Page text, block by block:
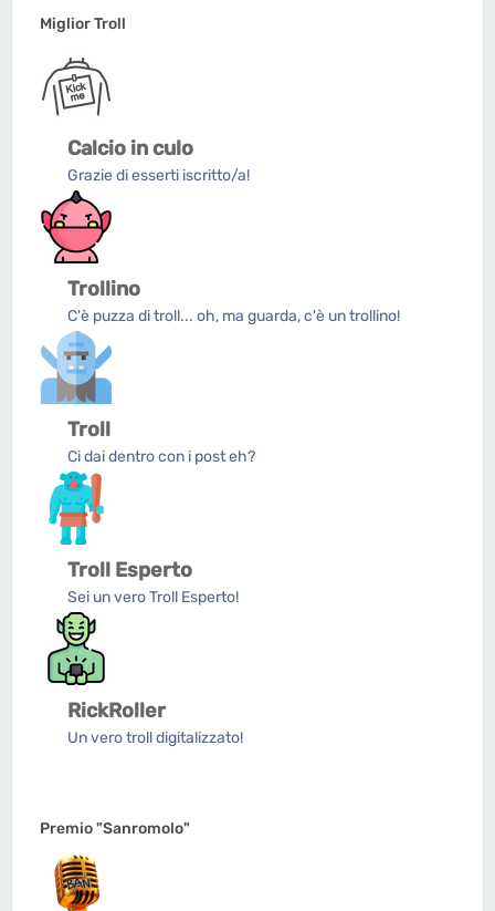
Miglior Troll
Calcio in culo
Grazie di esserti iscritto/a!
Trollino
C'è puzza di troll... oh, ma guarda, c'è un trollino!
Troll
Ci dai dentro con i post eh?
Troll Esperto
Sei un vero Troll Esperto!
RickRoller
Un vero troll digitalizzato!
Premio "Sanromolo"